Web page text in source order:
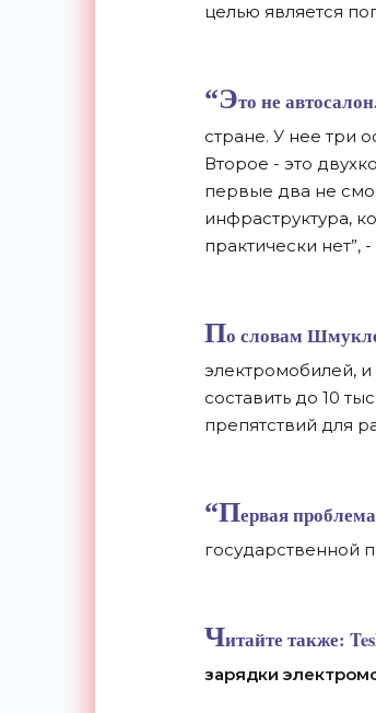
целью является
“Это не
стране. У нее три
Второе - это
первые два не
инфраструктура,
практически нет”,
По словам
электромобилей,
составить до 10
препятствий для
“Первая
государственной
Читайте также:
зарядки